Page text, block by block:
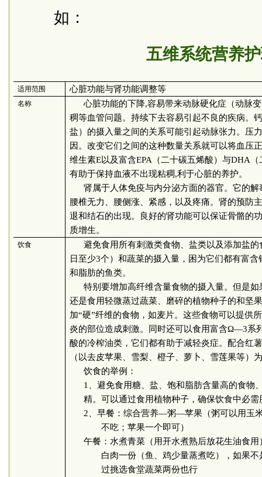
如：
五维系统营养
适用范围 心脏功能与肾功能调整等
名称 心脏功能的下降,容易带来动脉硬化症（动脉
稠等血管问题。持续下去容易引起不良的疾病。
盐）的摄入量之间的关系可能引起动脉张力。压
因。改变它们之间的这种数量关系就可以将血压
维生素E以及富含EPA （二十碳五烯酸）与DHA
有助于保持血液不出现粘稠,利于心脏的养护。
肾属于人体免疫与内分泌方面的器官。它的解
腰椎无力、腰侧涨、紧感，以及疼痛。肾的预防
退和结石的出现。良好的肾功能可以保证骨骼的
质增生。
饮食
避免食用所有刺激类食物、盐类以及添加盐
日至少3个）和蔬菜的摄入量，困为它们都有富含
和脂肪的鱼类。
特别要增加高纤维含量食物的摄入量。但是
还是食用轻微蒸过蔬菜、磨碎的植物种子的和坚
加“硬”纤维的食物，如麦片。这些食物可以提供
炎的部位造成刺激。同时还可以食用富含Ω—3系
酸的冷榨油类，它们都有助于减轻炎症。配合红
（以去皮苹果、雪梨、橙子、萝卜、雪莲果等）
饮食的举例：
1
、避免食用糖、盐、饱和脂肪含量高的食物
精。可以通过食用植物种子，确保饮食中必需
2 、早餐：综合营养—粥—苹果（粥可以用玉
不吃；苹果一个即可）
午餐：水煮青菜（用开水煮熟后放花生油食
白肉一份（鱼、鸡少量蒸煮吃），如果
过挑选食堂蔬菜两份也行